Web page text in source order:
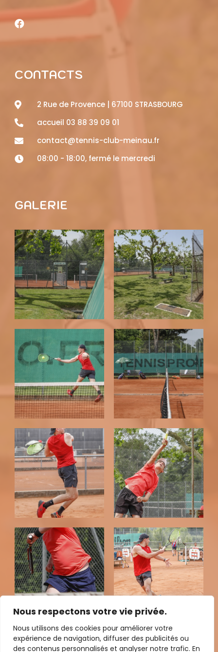
Nous respectons votre vie privée.
Nous utilisons des cookies pour améliorer votre
expérience de navigation, diffuser des publicités ou
des contenus personnalisés et analyser notre trafic. En
CONTACTS
2 Rue de Provence | 67100 STRASBOURG
accueil 03 88 39 09 01
contact@tennis-club-meinau.fr
08:00 - 18:00, fermé le mercredi
GALERIE